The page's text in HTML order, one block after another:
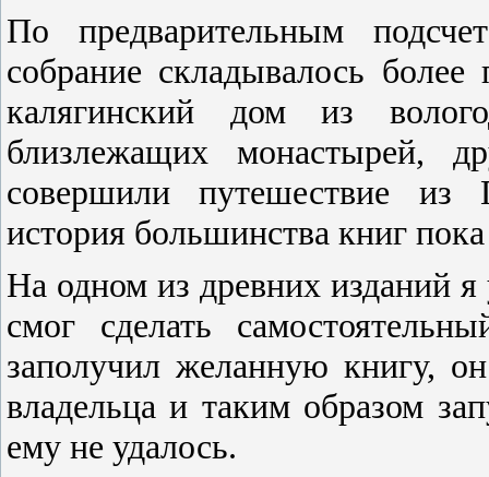
По предварительным
собрание складывалось
калягинский дом из
близлежащих монастырей,
совершили путешествие
история большинства книг
На одном из древних изданий
смог сделать
заполучил желанную книгу,
владельца и таким образом
ему не удалось.